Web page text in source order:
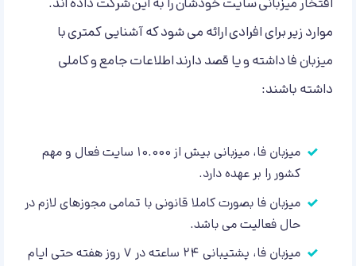
افتخار میزبانی سایت خودشان را به این شرکت داده اند.
موارد زیر برای افرادی ارائه می شود که آشنایی کمتری با
میزبان فا داشته و یا قصد دارند اطلاعات جامع و کاملی
داشته باشند:
میزبان فا، میزبانی بیش از 10.000 سایت فعال و مهم
کشور را بر عهده دارد.
میزبان فا بصورت کاملا قانونی با تمامی مجوزهای لازم در
حال فعالیت می باشد.
میزبان فا، پشتیبانی ۲۴ ساعته در ۷ روز هفته حتی ایام